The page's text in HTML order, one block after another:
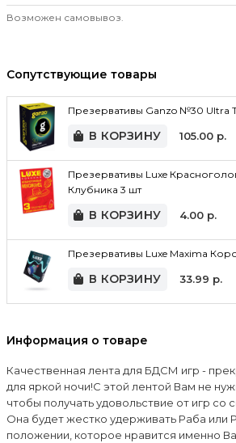
Возможен самовывоз.
Сопутствующие товары
Презервативы Ganzo №30 Ultra
В КОРЗИНУ 105.00р.
Презервативы Luxe
Клубника 3 шт
В КОРЗИНУ 4.00р.
Презервативы Luxe Maxima
В КОРЗИНУ 33.99 р.
Информация о товаре
Качественная лента для БДСМ игр -
для яркой ночи!С этой лентой Вам не
чтобы получать удовольствие от игр со
Она будет жестко удерживать Раба или
положении, которое нравится именно